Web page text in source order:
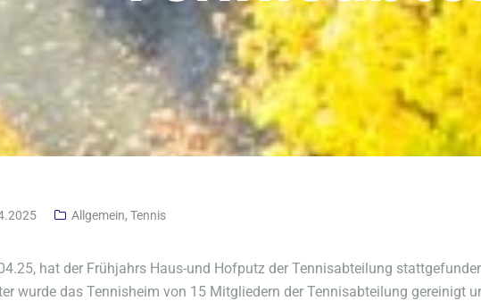
Allgemein, Tennis
hat der Frühjahrs Haus-und Hofputz der Tennisabteilung
wurde das Tennisheim von 15 Mitgliedern der Tennisabteilung gereinigt